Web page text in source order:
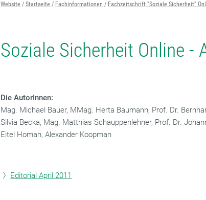
Website Startseite Fachinformationen Fachzeitschrift "Soziale Sicherheit"
Soziale Sicherheit Online -
Die AutorInnen:
Mag. Michael Bauer, MMag. Herta Baumann, Prof. Dr.
Silvia Becka, Mag. Matthias Schauppenlehner, Prof. Dr.
Eitel Homan, Alexander Koopman
Editorial April 2011